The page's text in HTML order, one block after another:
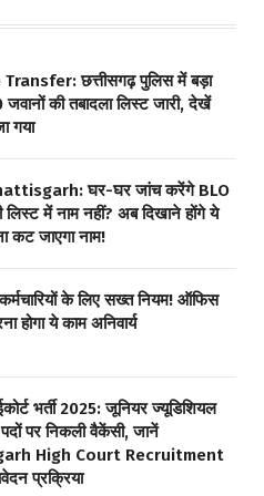
छत्तीसगढ़ पुलिस में बड़ा
की तबादला लिस्ट जारी, देखें
गया
घर-घर जांच करेंगे BLO
में नाम नहीं? अब दिखाने होंगे ये
कट जाएगा नाम!
के लिए सख्त नियम! ऑफिस
होगा ये काम अनिवार्य
भर्ती 2025: जूनियर ज्यूडिशियल
पर निकली वैकेंसी, जानें
High Court Recruitment
प्रक्रिया